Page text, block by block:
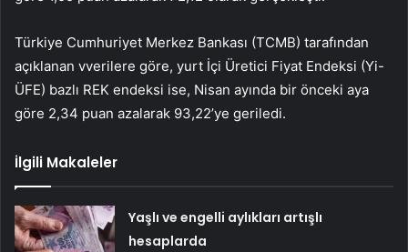
Türkiye Cumhuriyet Merkez Bankası (TCMB) tarafından
açıklanan vverilere göre, yurt İçi Üretici Fiyat Endeksi (Yi-
ÜFE) bazlı REK endeksi ise, Nisan ayında bir önceki aya
göre 2,34 puan azalarak 93,22’ye geriledi.
İlgili Makaleler
Yaşlı ve engelli aylıkları artışlı
hesaplarda